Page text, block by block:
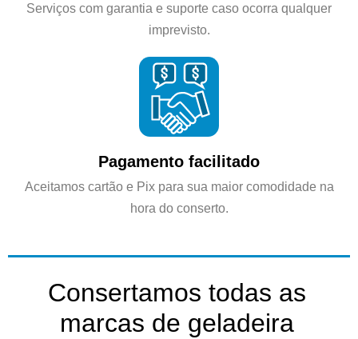
Serviços com garantia e suporte caso ocorra qualquer
imprevisto.
Pagamento facilitado
Aceitamos cartão e Pix para sua maior comodidade na
hora do conserto.
Consertamos todas as
marcas de geladeira